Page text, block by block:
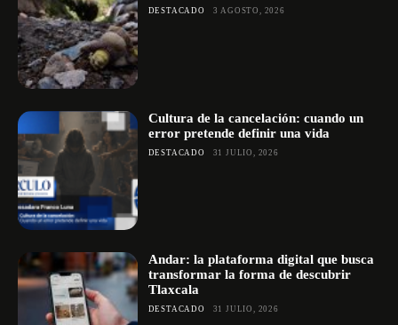
DESTACADO 3 AGOSTO, 2026
Cultura de la cancelación: cuando un
error pretende definir una vida
DESTACADO 31 JULIO, 2026
Andar: la plataforma digital que busca
transformar la forma de descubrir
Tlaxcala
DESTACADO 31 JULIO, 2026